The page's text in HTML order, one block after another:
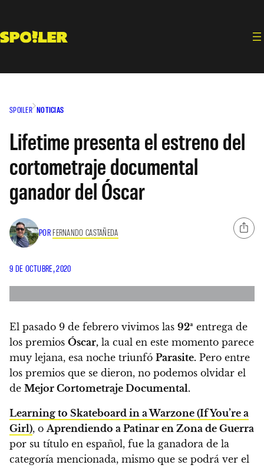
contenido
SPOILER NOTICIAS
Lifetime presenta el estreno del
cortometraje documental
ganador del Óscar
POR FERNANDO CASTAÑEDA
9 DE OCTUBRE, 2020
El pasado 9 de febrero vivimos las 92ª entrega de
los premios Óscar, la cual en este momento parece
muy lejana, esa noche triunfó Parasite. Pero entre
los premios que se dieron, no podemos olvidar el
de Mejor Cortometraje Documental.
Learning to Skateboard in a Warzone (If You’re a
Girl), oAprendiendo a Patinar en Zona de Guerra
por su título en español, fue la ganadora de la
categoría mencionada, mismo que se podrá ver el